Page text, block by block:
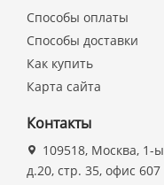
Способы оплаты
Способы доставки
Как купить
Карта сайта
Контакты
109518, Москва, 1-
д.20, стр. 35, офис 607